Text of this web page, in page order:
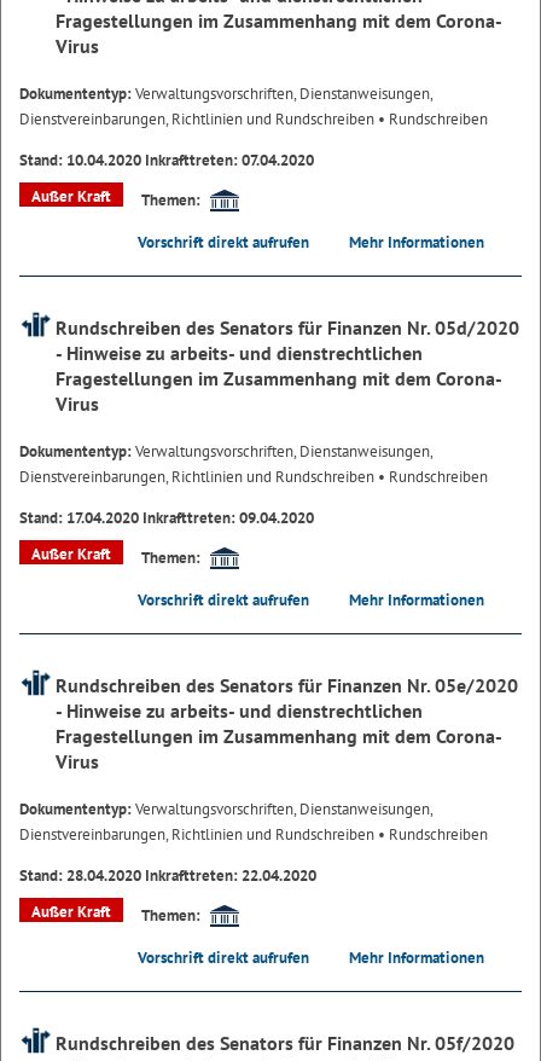
Fragestellungen im Zusammenhang mit dem Corona-
Virus
Dokumententyp:Verwaltungsvorschriften, Dienstanweisungen,
Dienstvereinbarungen, Richtlinien und Rundschreiben • Rundschreiben
Stand: 10.04.2020 Inkrafttreten: 07.04.2020
Außer Kraft
Themen:
Vorschrift direkt aufrufen Mehr Informationen
Rundschreiben des Senators für Finanzen Nr. 05d/2020
- Hinweise zu arbeits- und dienstrechtlichen
Fragestellungen im Zusammenhang mit dem Corona-
Virus
Dokumententyp:Verwaltungsvorschriften, Dienstanweisungen,
Dienstvereinbarungen, Richtlinien und Rundschreiben • Rundschreiben
Stand: 17.04.2020 Inkrafttreten: 09.04.2020
Außer Kraft
Themen:
Vorschrift direkt aufrufen Mehr Informationen
Rundschreiben des Senators für Finanzen Nr. 05e/2020
- Hinweise zu arbeits- und dienstrechtlichen
Fragestellungen im Zusammenhang mit dem Corona-
Virus
Dokumententyp:Verwaltungsvorschriften, Dienstanweisungen,
Dienstvereinbarungen, Richtlinien und Rundschreiben • Rundschreiben
Stand: 28.04.2020 Inkrafttreten: 22.04.2020
Außer Kraft
Themen:
Vorschrift direkt aufrufen Mehr Informationen
Rundschreiben des Senators für Finanzen Nr. 05f/2020